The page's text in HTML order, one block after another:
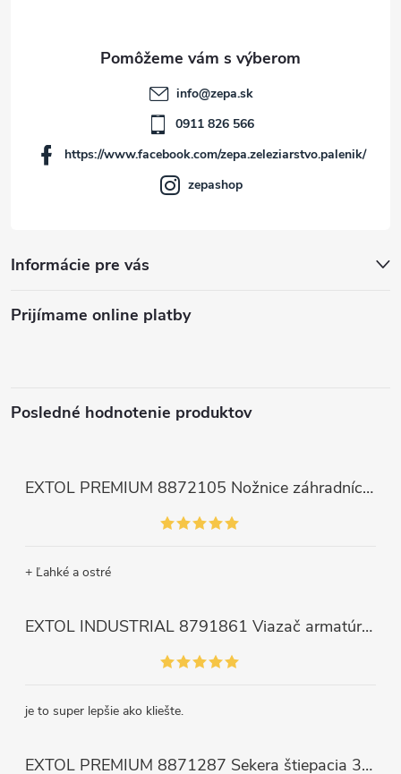
Informácie pre vás
info@zepa.sk
0911 826 566
https://www.facebook.com/zepa.zeleziarstvo.palenik/
zepashop
Prijímame online platby
Posledné hodnotenie produktov
EXTOL PREMIUM 8872105 Nožnice záhradnícke dlhé úzke, 200mm, max. prestrih Ø6mm
+ Ľahké a ostré
EXTOL INDUSTRIAL 8791861 Viazač armatúr aku Share20V, bez aku, drôt 0,8mm, oko 8-34mm, bezuhlíkový motor
je to super lepšie ako kliešte.
EXTOL PREMIUM 8871287 Sekera štiepacia 3500g, nylónová násada 910mm